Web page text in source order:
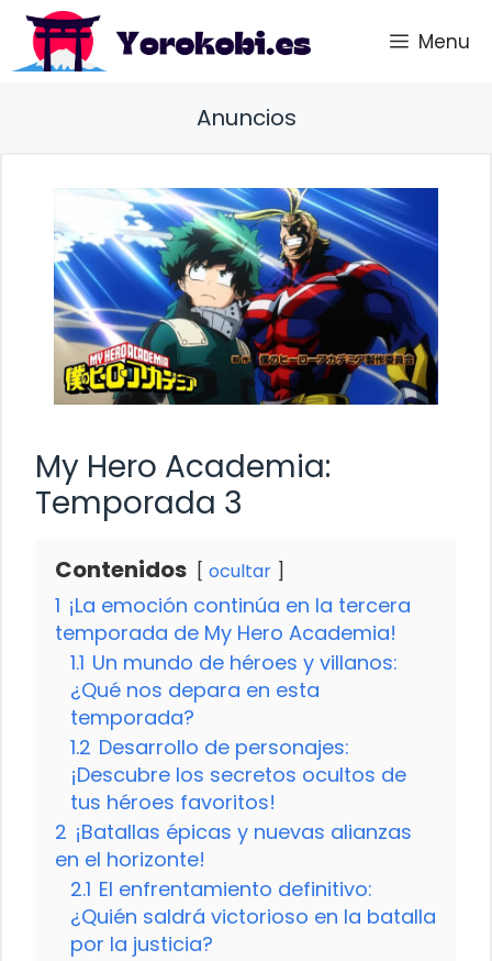
Saltar
contenido
Menu
Anuncios
My Hero Academia:
Temporada 3
Contenidos ocultar
1 ¡La emoción continúa en la tercera
temporada de My Hero Academia!
1.1 Un mundo de héroes y villanos:
¿Qué nos depara en esta
temporada?
1.2 Desarrollo de personajes:
¡Descubre los secretos ocultos de
tus héroes favoritos!
2 ¡Batallas épicas y nuevas alianzas
en el horizonte!
2.1 El enfrentamiento definitivo:
¿Quién saldrá victorioso en la batalla
por la justicia?